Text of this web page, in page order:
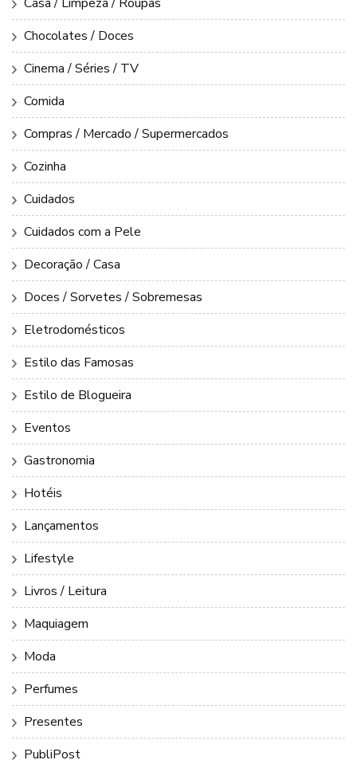
Chocolates / Doces
Cinema / Séries / TV
Comida
Compras / Mercado / Supermercados
Cozinha
Cuidados
Cuidados com a Pele
Decoração / Casa
Doces / Sorvetes / Sobremesas
Eletrodomésticos
Estilo das Famosas
Estilo de Blogueira
Eventos
Gastronomia
Hotéis
Lançamentos
Lifestyle
Livros / Leitura
Maquiagem
Moda
Perfumes
Presentes
PubliPost